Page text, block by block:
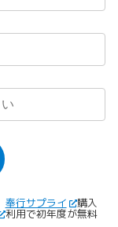
奉行サプライ 購入
利用で初年度が無料